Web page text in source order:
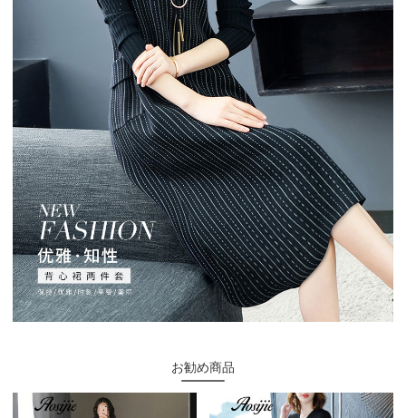
お勧め商品